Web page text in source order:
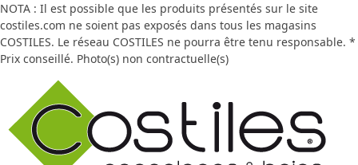
NOTA : Il est possible que les produits présentés sur le site
costiles.com ne soient pas exposés dans tous les magasins
COSTILES. Le réseau COSTILES ne pourra être tenu responsable. *
Prix conseillé. Photo(s) non contractuelle(s)